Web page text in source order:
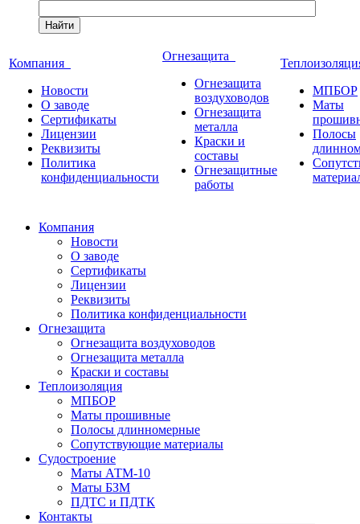
Найти
Компания
Новости
О заводе
Сертификаты
Лицензии
Реквизиты
Политика
конфиденциальности
Огнезащита
Огнезащита
воздуховодов
Огнезащита
металла
Краски и
составы
Огнезащитные
работы
МПБОР
Маты
Полосы
Компания
Новости
О заводе
Сертификаты
Лицензии
Реквизиты
Политика конфиденциальности
Огнезащита
Огнезащита воздуховодов
Огнезащита металла
Краски и составы
Теплоизоляция
МПБОР
Маты прошивные
Полосы длинномерные
Сопутствующие материалы
Судостроение
Маты АТМ-10
Маты БЗМ
ПДТС и ПДТК
Контакты